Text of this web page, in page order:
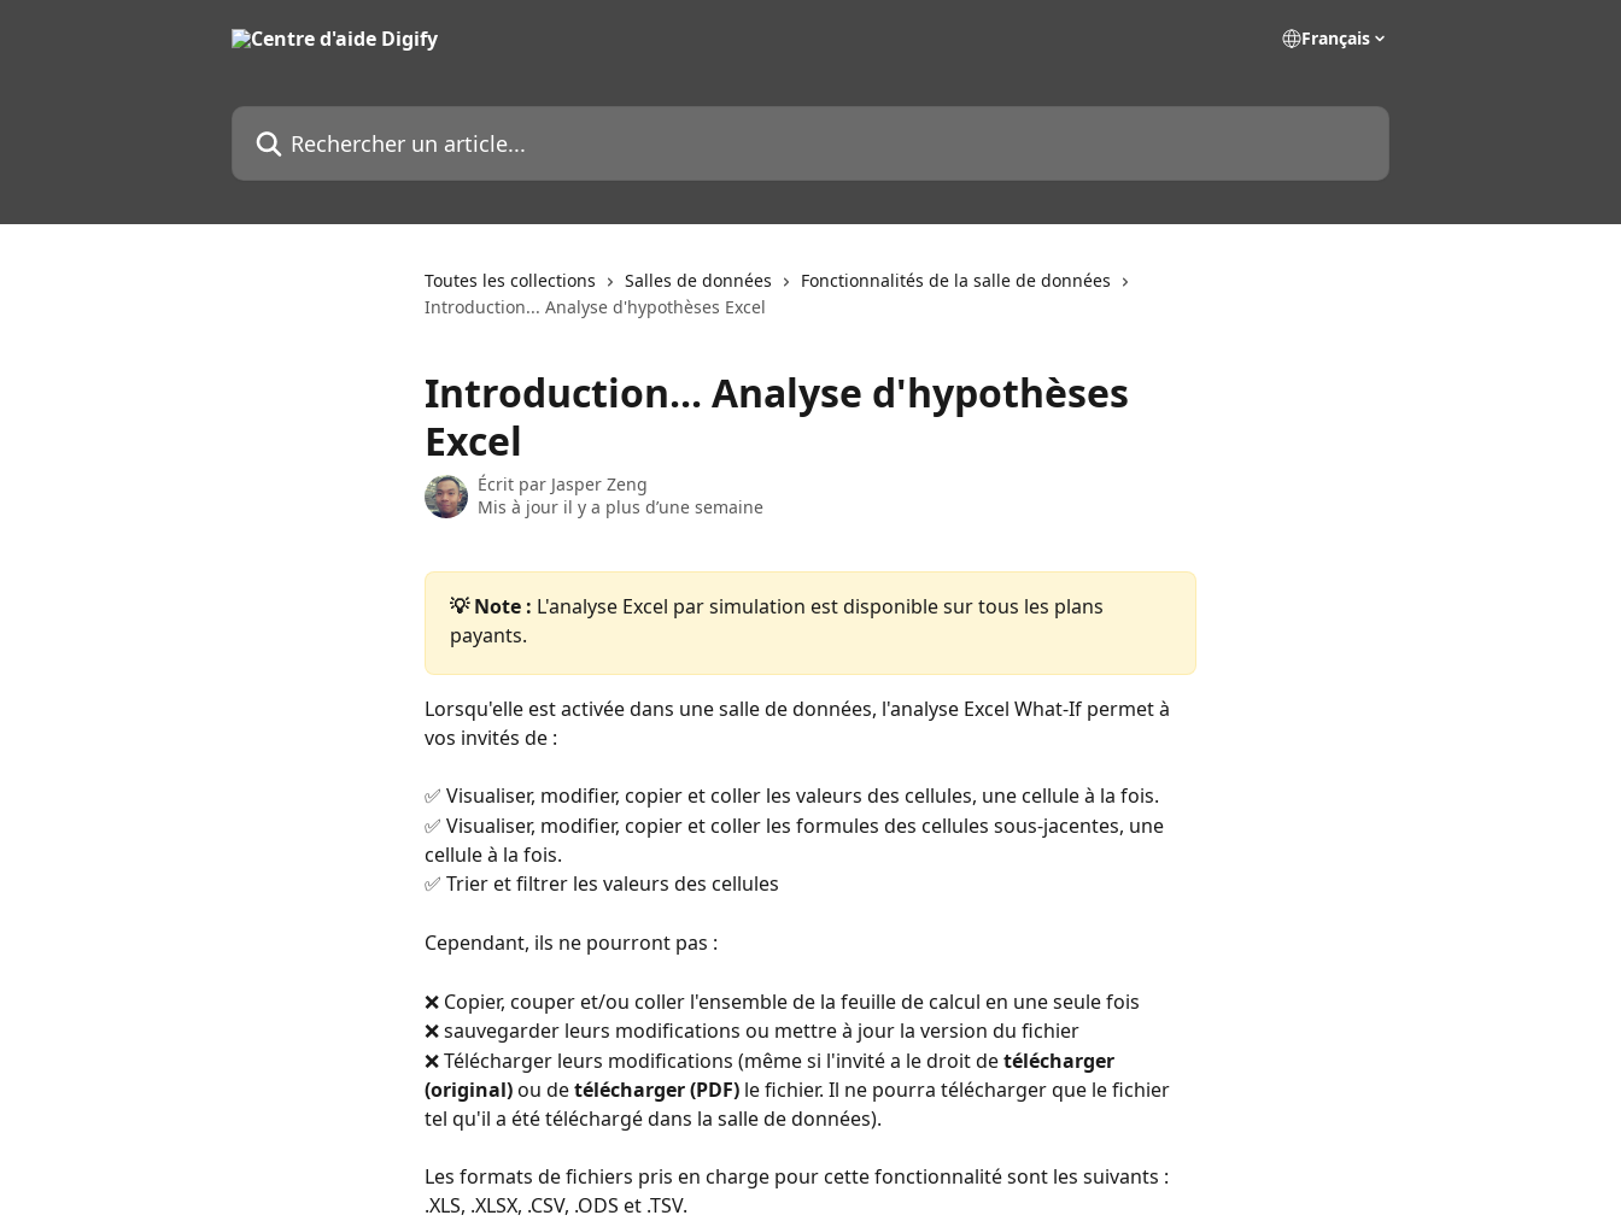
Français
Rechercher un article...
Toutes les collections Salles de données
Fonctionnalités de la salle de données
Introduction... Analyse d'hypothèses Excel
Introduction... Analyse d'hypothèses
Excel
Écrit par Jasper Zeng
Mis à jour il y a plus d’une semaine
💡 Note : L'analyse Excel par simulation est disponible sur tous les plans
payants.
Lorsqu'elle est activée dans une salle de données, l'analyse Excel What-If permet à
vos invités de :
✅ Visualiser, modifier, copier et coller les valeurs des cellules, une cellule à la fois.
✅ Visualiser, modifier, copier et coller les formules des cellules sous-jacentes, une
cellule à la fois.
✅ Trier et filtrer les valeurs des cellules
Cependant, ils ne pourront pas :
❌ Copier, couper et/ou coller l'ensemble de la feuille de calcul en une seule fois
❌ sauvegarder leurs modifications ou mettre à jour la version du fichier
❌ Télécharger leurs modifications (même si l'invité a le droit de télécharger
(original) ou de télécharger (PDF) le fichier. Il ne pourra télécharger que le fichier
tel qu'il a été téléchargé dans la salle de données).
Les formats de fichiers pris en charge pour cette fonctionnalité sont les suivants :
.XLS, .XLSX, .CSV, .ODS et .TSV.